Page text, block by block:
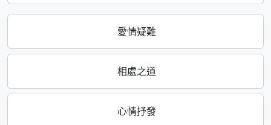
愛情疑難
相處之道
心情抒發